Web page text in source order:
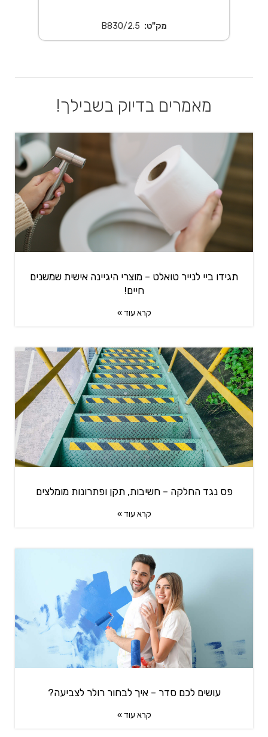
מק"ט: B830/2.5
מאמרים בדיוק בשבילך!
תגידו ביי לנייר טואלט – מוצרי היגיינה אישית שמשנים
חיים!
קרא עוד »
פס נגד החלקה – חשיבות, תקן ופתרונות מומלצים
קרא עוד »
עושים לכם סדר – איך לבחור רולר לצביעה?
קרא עוד »